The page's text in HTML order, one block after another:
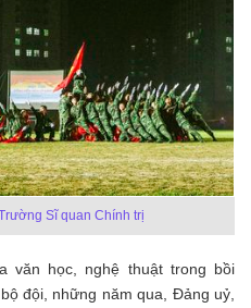
Sĩ quan Chính trị
văn học, nghệ thuật trong bồi
đội, những năm qua, Đảng uỷ,